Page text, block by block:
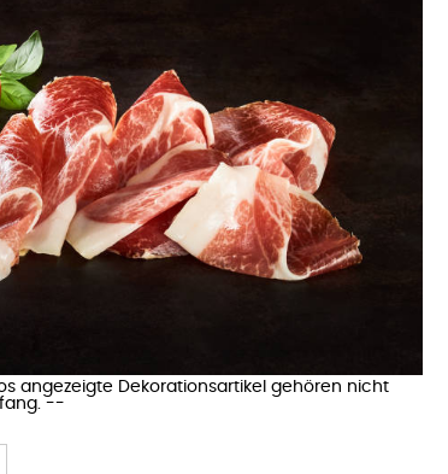
angezeigte Dekorationsartikel gehören nicht
--